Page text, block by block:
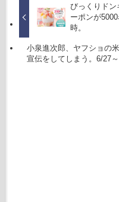
びっくりドン
ーポンが
時。
小泉進次郎、ヤフショの
宣伝をしてしまう。6/27～